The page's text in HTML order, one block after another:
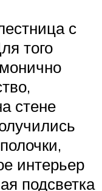
с
того
стене
интерьер
подсветка